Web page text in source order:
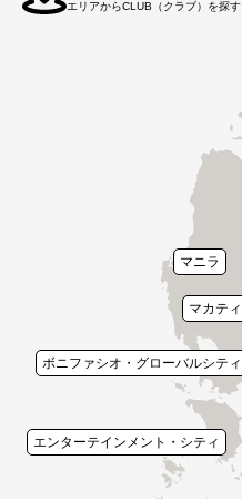
エリアからCLUB（クラブ）を探す
マニラ
ボニファシオ・グローバルシティ
マカティ
エンターテインメント・シティ